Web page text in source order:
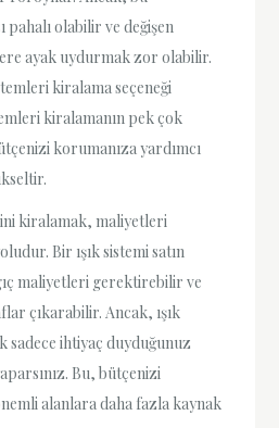
pahalı olabilir ve değişen
ayak uydurmak zor olabilir.
kiralama seçeneği
kiralamanın pek çok
korumanıza yardımcı
kiralamak, maliyetleri
Bir ışık sistemi satın
maliyetleri gerektirebilir ve
çıkarabilir. Ancak, ışık
sadece ihtiyaç duyduğunuz
Bu, bütçenizi
alanlara daha fazla kaynak